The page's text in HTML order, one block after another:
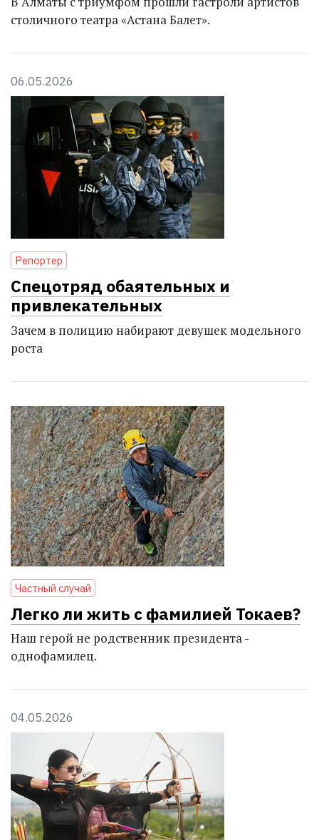
столичного театра «Астана Балет».
06.05.2026
Репортер
Спецотряд обаятельных и
привлекательных
Зачем в полицию набирают девушек модельного
роста
Частный случай
Легко ли жить с фамилией Токаев?
Наш герой не родственник президента -
однофамилец.
04.05.2026